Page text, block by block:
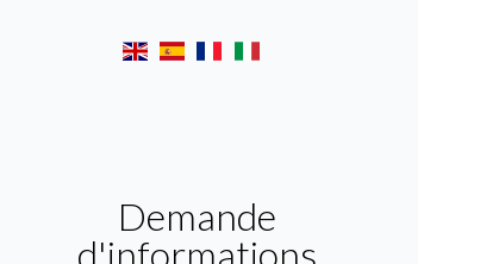
Demande
d'informations